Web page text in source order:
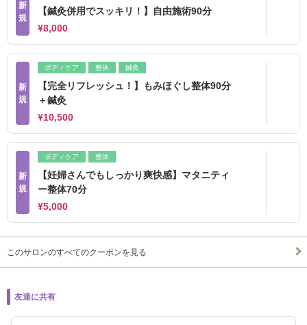
新
規
【鍼灸併用でスッキリ！】自由施術90分
¥8,000
新
規
ボディケア 整体 鍼灸
【完全リフレッシュ！】もみほぐし整体90分
＋鍼灸
¥10,500
新
規
ボディケア 整体
【妊婦さんでもしっかり爽快感】マタニティ
ー整体70分
¥5,000
このサロンのすべてのクーポンを見る
友達に共有